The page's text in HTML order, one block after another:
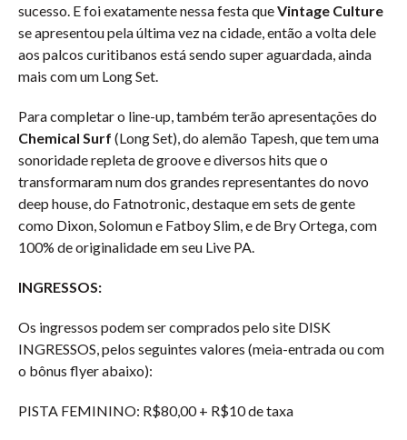
sucesso. E foi exatamente nessa festa queVintage Culture
se apresentou pela última vez na cidade, então a volta dele
aos palcos curitibanos está sendo super aguardada, ainda
mais com um Long Set.
Para completar o line-up, também terão apresentações do
Chemical Surf (Long Set), do alemão Tapesh, que tem uma
sonoridade repleta de groove e diversos hits que o
transformaram num dos grandes representantes do novo
deep house, do Fatnotronic, destaque em sets de gente
como Dixon, Solomun e Fatboy Slim, e de Bry Ortega, com
100% de originalidade em seu Live PA.
INGRESSOS:
Os ingressos podem ser comprados pelo site DISK
INGRESSOS, pelos seguintes valores (meia-entrada ou com
o bônus flyer abaixo):
PISTA FEMININO: R$80,00 + R$10 de taxa